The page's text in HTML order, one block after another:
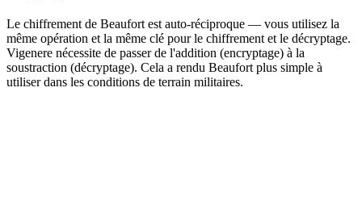
Le chiffrement de Beaufort est auto-réciproque — vous utilisez la
même opération et la même clé pour le chiffrement et le décryptage.
Vigenere nécessite de passer de l'addition (encryptage) à la
soustraction (décryptage). Cela a rendu Beaufort plus simple à
utiliser dans les conditions de terrain militaires.